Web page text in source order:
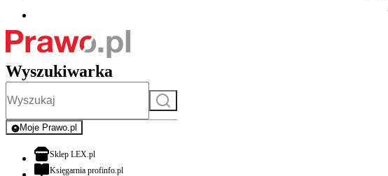
Wyszukiwarka
Szukaj
Moje Prawo.pl
- rejestracja i logowanie do serwisu
Sklep LEX.plotwiera się w nowej karcie
Księgarnia profinfo.plotwiera się w nowej karcie